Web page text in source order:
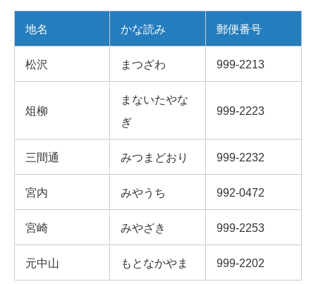
地名 かな読み 郵便番号
松沢 まつざわ 999-2213
俎柳
まないたやな
ぎ
999-2223
三間通 みつまどおり 999-2232
宮内 みやうち 992-0472
宮崎 みやざき 999-2253
元中山 もとなかやま 999-2202